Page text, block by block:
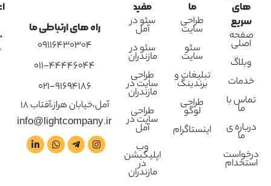
های
سریع
صفحه
اصلی
وبلاگ
خدمات
تماس با
ما
درباره ی
ما
درخواست
استخدام
ما
طراحی
سایت
سئو
سایت
تبلیغات و
برندینگ
طراحی
لوگو
اینستاگرام
مفید
سئو در
آمل
سئو در
مازندران
طراحی
سایت در
مازندران
طراحی
سایت در
آمل
وب
اپلیکیشن
در
مازندران
راه های ارتباطی ما
09116430304
011-44446044
021-91694186
آمل،خیابان هراز،آفتاب 18
info@lightcompany.ir